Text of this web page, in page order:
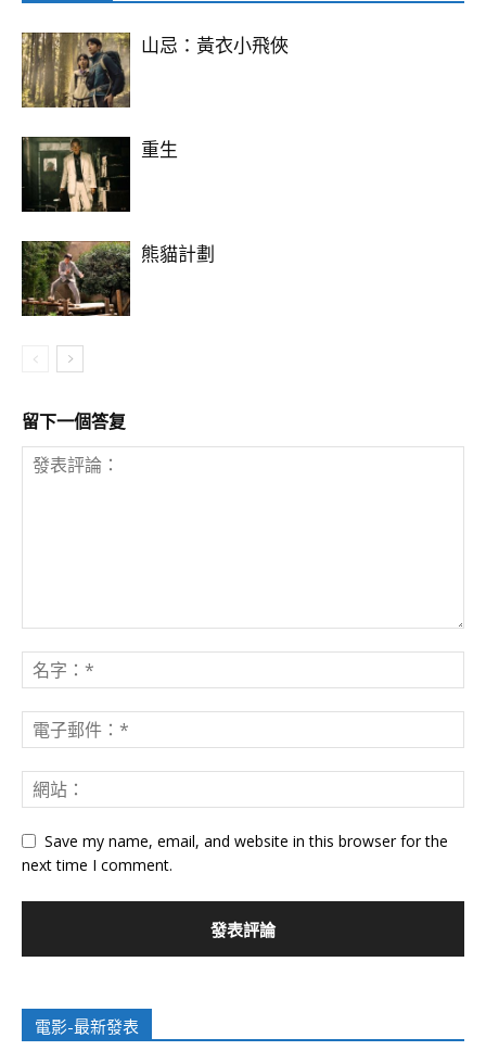
山忌：黃衣小飛俠
重生
熊貓計劃
留下一個答复
Save my name, email, and website in this browser for the
next time I comment.
電影-最新發表